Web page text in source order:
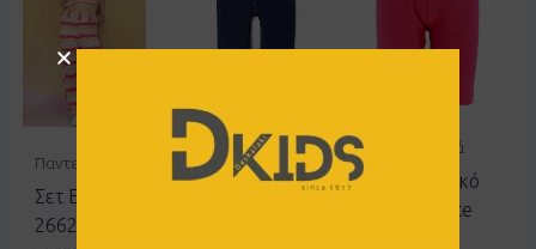
Παντελόνια
Σετ EBITA
266207 ροζ
Παντελόνια
Τζιν ZIPPY
Ποδηλατικά
Ποδηλατικό
basic Joyce